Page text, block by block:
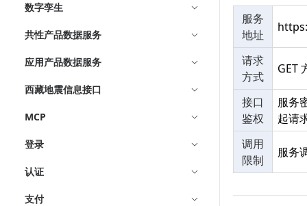
数字孪生
共性产品数据服务
应用产品数据服务
西藏地震信息接口
MCP
登录
认证
支付
服务
地址
请求
方式
GET
接口
鉴权
服务
起请
调用
限制
服务